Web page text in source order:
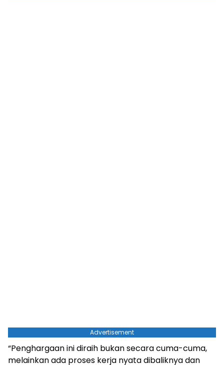
Advertisement
“Penghargaan ini diraih bukan secara cuma-cuma,
melainkan ada proses kerja nyata dibaliknya dan